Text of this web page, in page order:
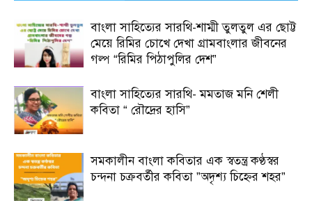
বাংলা সাহিত্যের সারথি-শাম্মী তুলতুল এর ছোট্ট
মেয়ে রিমির চোখে দেখা গ্রামবাংলার জীবনের
গল্প “রিমির পিঠাপুলির দেশ”
বাংলা সাহিত্যের সারথি- মমতাজ মনি শেলী
কবিতা “ রৌদ্রের হাসি”
সমকালীন বাংলা কবিতার এক স্বতন্ত্র কণ্ঠস্বর
চন্দনা চক্রবর্তীর কবিতা ”অদৃশ্য চিহ্নের শহর”